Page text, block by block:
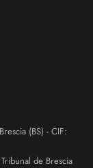
(BS) - CIF:
de Brescia